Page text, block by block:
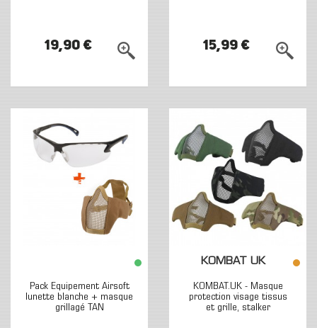
19,90 € 15,99 €
Pack Equipement Airsoft
lunette blanche + masque
grillagé TAN
KOMBAT UK
KOMBAT.UK - Masque
protection visage tissus
et grille, stalker